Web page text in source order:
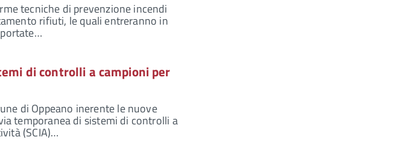
tecniche di prevenzione incendi
rifiuti, le quali entreranno in
di controlli a campioni per
di Oppeano inerente le nuove
temporanea di sistemi di controlli a
(SCIA)…